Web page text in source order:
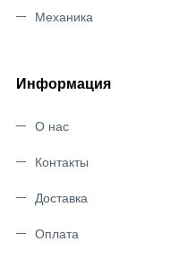
Механика
Информация
О нас
Контакты
Доставка
Оплата